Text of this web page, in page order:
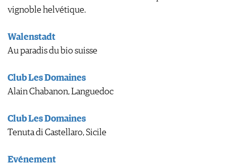
vignoble helvétique.
Walenstadt
Au paradis du bio suisse
Club Les Domaines
Alain Chabanon, Languedoc
Club Les Domaines
Tenuta di Castellaro, Sicile
Evénement